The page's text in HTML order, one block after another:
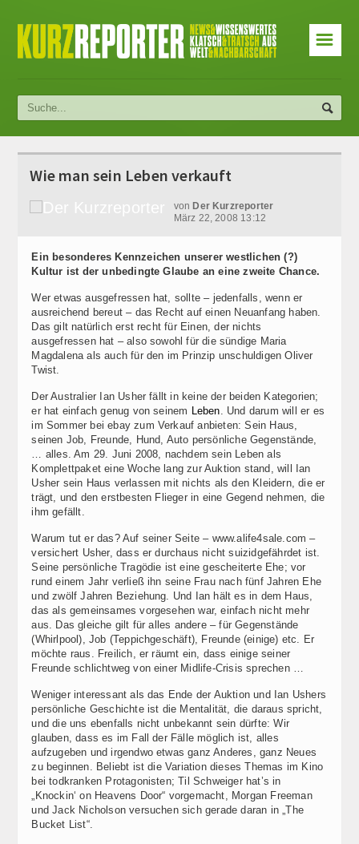
☰
Wie man sein Leben verkauft
von Der Kurzreporter
März 22, 2008 13:12
Ein besonderes Kennzeichen unserer westlichen (?)
Kultur ist der unbedingte Glaube an eine zweite Chance.
Wer etwas ausgefressen hat, sollte – jedenfalls, wenn er
ausreichend bereut – das Recht auf einen Neuanfang haben.
Das gilt natürlich erst recht für Einen, der nichts
ausgefressen hat – also sowohl für die sündige Maria
Magdalena als auch für den im Prinzip unschuldigen Oliver
Twist.
Der Australier Ian Usher fällt in keine der beiden Kategorien;
er hat einfach genug von seinem Leben. Und darum will er es
im Sommer bei ebay zum Verkauf anbieten: Sein Haus,
seinen Job, Freunde, Hund, Auto persönliche Gegenstände,
… alles. Am 29. Juni 2008, nachdem sein Leben als
Komplettpaket eine Woche lang zur Auktion stand, will Ian
Usher sein Haus verlassen mit nichts als den Kleidern, die er
trägt, und den erstbesten Flieger in eine Gegend nehmen, die
ihm gefällt.
Warum tut er das? Auf seiner Seite – www.alife4sale.com –
versichert Usher, dass er durchaus nicht suizidgefährdet ist.
Seine persönliche Tragödie ist eine gescheiterte Ehe; vor
rund einem Jahr verließ ihn seine Frau nach fünf Jahren Ehe
und zwölf Jahren Beziehung. Und Ian hält es in dem Haus,
das als gemeinsames vorgesehen war, einfach nicht mehr
aus. Das gleiche gilt für alles andere – für Gegenstände
(Whirlpool), Job (Teppichgeschäft), Freunde (einige) etc. Er
möchte raus. Freilich, er räumt ein, dass einige seiner
Freunde schlichtweg von einer Midlife-Crisis sprechen …
Weniger interessant als das Ende der Auktion und Ian Ushers
persönliche Geschichte ist die Mentalität, die daraus spricht,
und die uns ebenfalls nicht unbekannt sein dürfte: Wir
glauben, dass es im Fall der Fälle möglich ist, alles
aufzugeben und irgendwo etwas ganz Anderes, ganz Neues
zu beginnen. Beliebt ist die Variation dieses Themas im Kino
bei todkranken Protagonisten; Til Schweiger hat’s in
„Knockin‘ on Heavens Door“ vorgemacht, Morgan Freeman
und Jack Nicholson versuchen sich gerade daran in „The
Bucket List“.